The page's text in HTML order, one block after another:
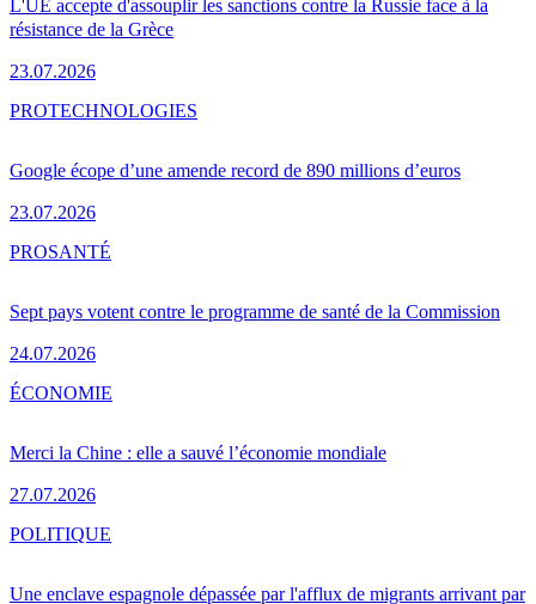
L'UE accepte d'assouplir les sanctions contre la Russie face à la
résistance de la Grèce
23.07.2026
Google écope d’une amende record de 890 millions d’euros
23.07.2026
PROTECHNOLOGIES
Sept pays votent contre le programme de santé de la Commission
24.07.2026
PROSANTÉ
Merci la Chine : elle a sauvé l’économie mondiale
27.07.2026
ÉCONOMIE
Une enclave espagnole dépassée par l'afflux de migrants arrivant par
POLITIQUE